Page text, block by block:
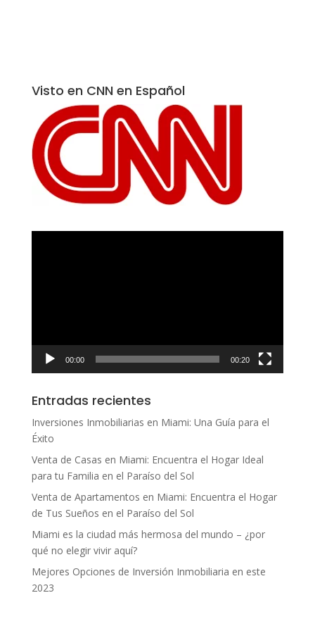
Visto en CNN en Español
00:00 00:20
Entradas recientes
Inversiones Inmobiliarias en Miami: Una Guía para el
Éxito
Venta de Casas en Miami: Encuentra el Hogar Ideal
para tu Familia en el Paraíso del Sol
Venta de Apartamentos en Miami: Encuentra el Hogar
de Tus Sueños en el Paraíso del Sol
Miami es la ciudad más hermosa del mundo – ¿por
qué no elegir vivir aquí?
Mejores Opciones de Inversión Inmobiliaria en este
2023